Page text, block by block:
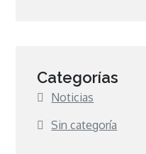
Categorías
Noticias
Sin categoría